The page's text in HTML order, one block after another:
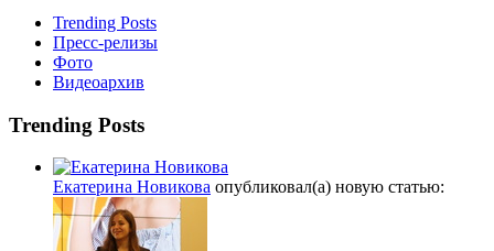
Trending Posts
Пресс-релизы
Фото
Видеоархив
Trending Posts
Екатерина Новикова опубликовал(а) новую статью: